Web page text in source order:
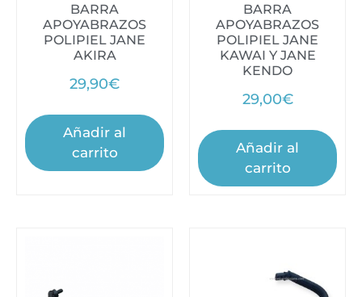
BARRA
APOYABRAZOS
POLIPIEL JANE
AKIRA
29,90€
Añadir al
carrito
BARRA
APOYABRAZOS
POLIPIEL JANE
KAWAI Y JANE
KENDO
29,00€
Añadir al
carrito